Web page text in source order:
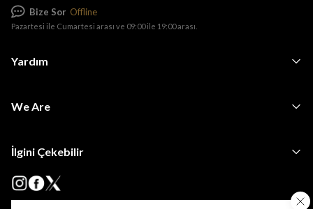
Yardım
We Are
İlgini Çekebilir
Bize Sor Offline
Pazartesi ile Cumartesi arası ve 09:00 ile 19:00 arası.